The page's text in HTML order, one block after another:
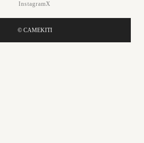
InstagramX
© CAMEKITI